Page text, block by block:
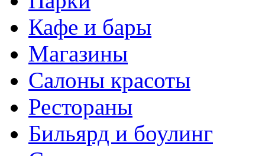
Кафе и бары
Магазины
Салоны красоты
Рестораны
Бильярд и боулинг